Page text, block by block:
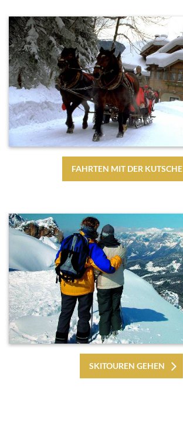
FAHRTEN MIT DER KUTSCHE
SKITOUREN GEHEN